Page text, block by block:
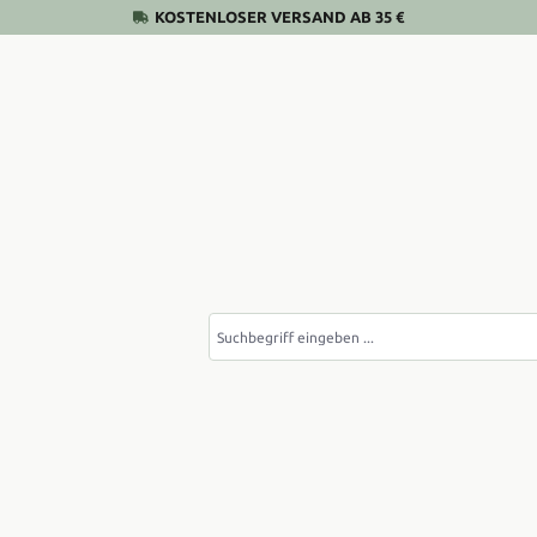
KOSTENLOSER VERSAND AB 35 €